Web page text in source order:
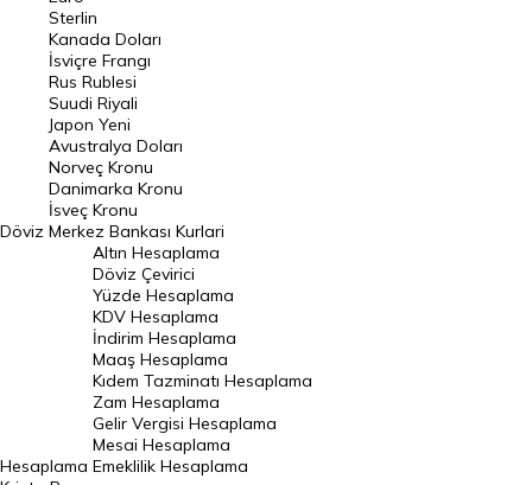
Pound Kuru
Frank Kuru
Riyal Kuru
Avustralya Doları
Danimarka Kronu Kuru
Kanada Doları Kuru
Norveç Kronu Kuru
İsveç Kronu Kuru
Japon Yeni Kuru
Serbest Piyasa Döviz Kurları
Merkez Bankası Döviz Kurları
Altın Fiyatları
Döviz
Sterlin
Kanada Doları
İsviçre Frangı
Rus Rublesi
Suudi Riyali
Japon Yeni
Avustralya Doları
Norveç Kronu
Danimarka Kronu
İsveç Kronu
Merkez Bankası Kurlari
Hesaplama
Altın Hesaplama
Döviz Çevirici
Yüzde Hesaplama
KDV Hesaplama
İndirim Hesaplama
Maaş Hesaplama
Kıdem Tazminatı Hesaplama
Zam Hesaplama
Gelir Vergisi Hesaplama
Mesai Hesaplama
Emeklilik Hesaplama